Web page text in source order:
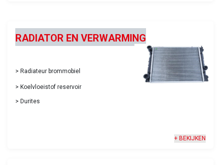
RADIATOR EN VERWARMING
> Radiateur brommobiel
> Koelvloeistof reservoir
> Durites
+ BEKIJKEN